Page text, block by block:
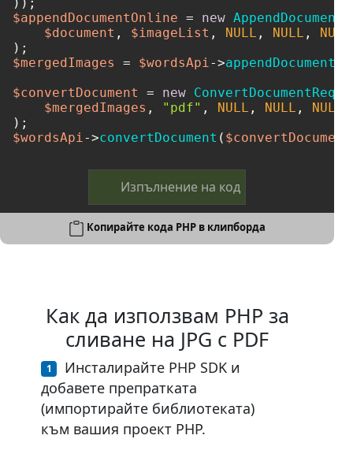
$appendDocumentOnline = new
$document , $imageList , NULL , NULL , NULL
$mergedImages
= $wordsApi->
$convertDocument
= new
$mergedImages , "pdf" , NULL , NULL , NULL
$wordsApi->convertDocument ( $convertDocument
Изпълнение на код
Копирайте кода PHP в клипборда
Как да използвам PHP за
сливане на JPG с PDF
Инсталирайте PHP SDK и
добавете препратката
(импортирайте библиотеката)
към вашия проект PHP.